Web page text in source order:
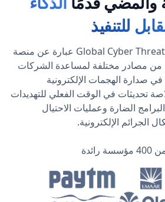
للتنفيذ
إن Global Cyber Threat Intelligence Feed عبارة عن منصة
من مصادر مختلفة لمساعدة الشركات
صدارة الهجمات الإلكترونية
تحديثات في الوقت الفعلي للتهديدات
الضارة وعمليات الاحتيال
الجرائم الإلكترونية.